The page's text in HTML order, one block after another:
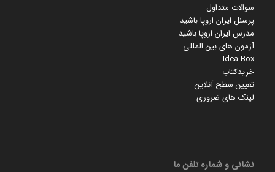
سوالات متداول
پرسنل ایران اروپا باشید
مدرس ایران اروپا باشید
آزمون های بین المللی
Idea Box
خریدکتاب
تعیین سطح آنلاین
لینک های ضروری
نشانی و شماره تلفن ما